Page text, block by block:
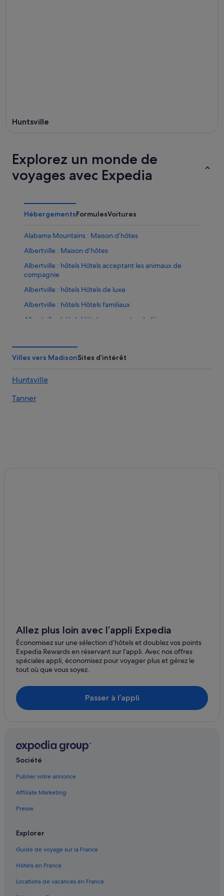
Huntsville
Explorez un monde de
voyages avec Expedia
HébergementsFormulesVoitures
Alabama Mountains : Maison d’hôtes
Albertville : Maison d’hôtes
Albertville : hôtels Hôtels acceptant les animaux de
compagnie
Albertville : hôtels Hôtels de luxe
Albertville : hôtels Hôtels familiaux
Albertville : hôtels Hôtels avec centre de fitness
Albertville : hôtels Hôtels pas chers
Albertville : hôtels
Athens : hôtels Hôtels pas chers
Athens : hôtels
Athens : Maisons de ville
Bremen : Appart’hôtels
Bremen : hôtels
Cleveland : Appart’hôtels
Decatur : Appart’hôtels
Dodge City : hôtels
Egypt : hôtels Hôtels avec piscine
Egypt : hôtels Hôtels pas chers
Egypt : hôtels
Eva : Appart’hôtels
Eva : hôtels Hôtels avec piscine
Eva : hôtels Hôtels de luxe
Eva : hôtels Hôtels pas chers
Villes vers MadisonSites d’intérêt
Huntsville
Tanner
Allez plus loin avec l’appli Expedia
Économisez sur une sélection d’hôtels et doublez vos points
Expedia Rewards en réservant sur l’appli. Avec nos offres
spéciales appli, économisez pour voyager plus et gérez le
tout où que vous soyez.
Passer à l’appli
Société
Publier votre annonce
Affiliate Marketing
Presse
Explorer
Guide de voyage sur la France
Hôtels en France
Locations de vacances en France